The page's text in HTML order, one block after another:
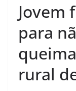
Jovem
para
rural